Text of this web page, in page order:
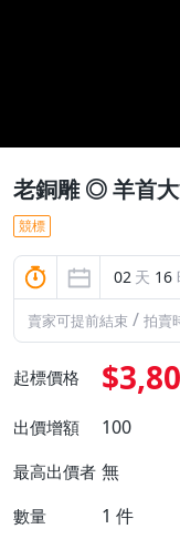
老銅雕 ◎ 羊首大
競標
02 天 16
賣家可提前結束 / 拍賣
起標價格
出價增額 100
最高出價者 無
數量 1 件